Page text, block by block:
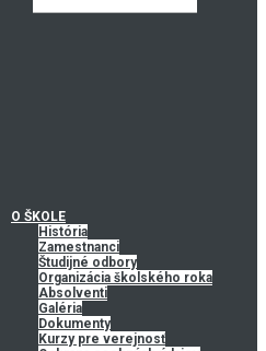
O ŠKOLE
História
Zamestnanci
Študijné odbory
Organizácia školského roka
Absolventi
Galéria
Dokumenty
Kurzy pre verejnosť